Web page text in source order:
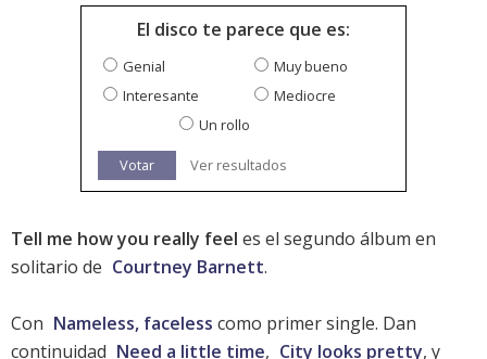
El disco te parece que es:
Genial
Muy bueno
Interesante
Mediocre
Un rollo
Votar Ver resultados
Tell me how you really feel es el segundo álbum en
solitario de Courtney Barnett.
Con Nameless, faceless como primer single. Dan
continuidad Need a little time, City looks pretty, y